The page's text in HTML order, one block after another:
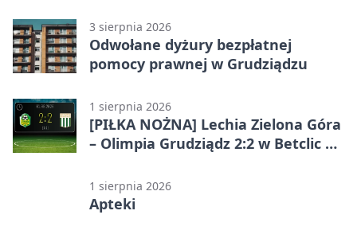
3 sierpnia 2026
Odwołane dyżury bezpłatnej
pomocy prawnej w Grudziądzu
1 sierpnia 2026
[PIŁKA NOŻNA] Lechia Zielona Góra
– Olimpia Grudziądz 2:2 w Betclic 2.
końcówce
1 sierpnia 2026
Apteki